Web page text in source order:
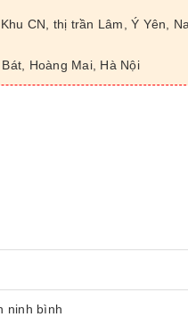
CN, thị trần Lâm, Ý Yên,
Hoàng Mai, Hà Nội
ninh bình